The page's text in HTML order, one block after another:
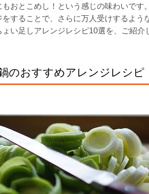
おとこめし！という感じの味わいです
することで、さらに万人受けするよう
い足しアレンジレシピ10選を、ご紹介
のおすすめアレンジレシ